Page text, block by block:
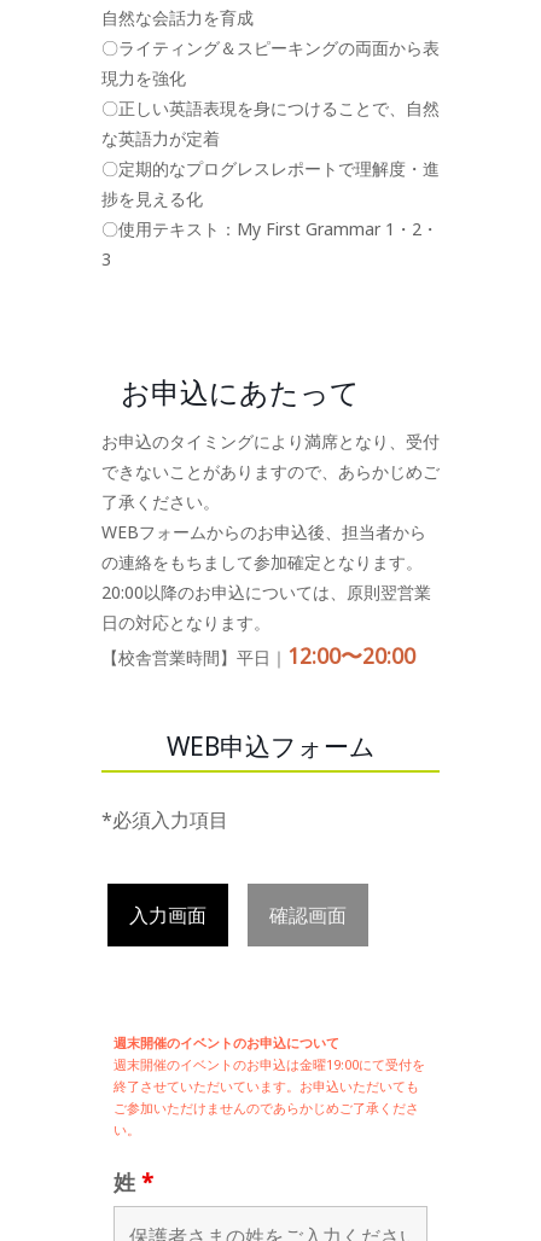
自然な会話力を育成
〇ライティング＆スピーキングの両面から表
現力を強化
〇正しい英語表現を身につけることで、自然
な英語力が定着
〇定期的なプログレスレポートで理解度・進
捗を見える化
〇使用テキスト：My First Grammar 1・2・
3
お申込にあたって
お申込のタイミングにより満席となり、受付
できないことがありますので、あらかじめご
了承ください。
WEBフォームからのお申込後、担当者から
の連絡をもちまして参加確定となります。
20:00以降のお申込については、原則翌営業
日の対応となります。
【校舎営業時間】平日｜ 12:00〜20:00
WEB申込フォーム
*必須入力項目
入力画面 確認画面
週末開催のイベントのお申込について
週末開催のイベントのお申込は金曜19:00にて受付を
終了させていただいています。お申込いただいても
ご参加いただけませんのであらかじめご了承くださ
い。
姓 *